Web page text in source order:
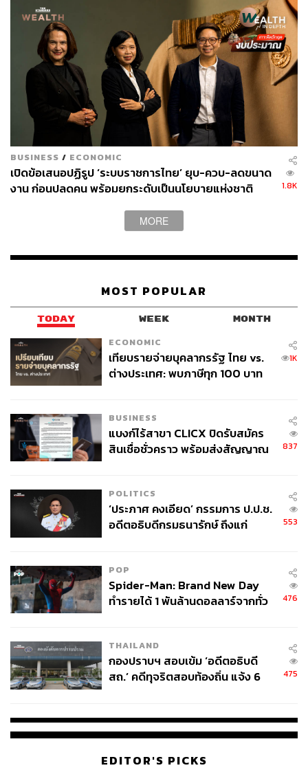
ชี้โครงสร้างส่งออกไทยไม่เปลี่ยน สวนทางเวียดนามมุ่ง
สู่สินค้ามูลค่าสูง
Kim Eng Tan มองว่า โครงสร้างการส่งออกของไทย ในช่วง
10 ปีที่ผ่านมา ‘ไม่มีการเปลี่ยนแปลงที่สำคัญมากนัก’ แตกต่าง
จากกรณีของเวียดนาม ซึ่งอาจส่งผลต่อศักยภาพการเติบโต
ทางเศรษฐกิจในอนาคต
S&P ระบุว่า โครงสร้างการส่งออกของเวียดนามได้
เวียดนามสามารถส่งออกสินค้าที่มีมูลค่าเพิ่ม (Value Added)
เองขึ้นไปในห่วงโซ่คุณค่า (Value Chain) โดยเห็นได้ชัดว่า
เวียดนามได้ให้ความสำคัญกับนโยบายที่มุ่งผลักดันเรื่องนี้
อย่างมาก โดยเฉพาะอย่างยิ่งจากการลงทุนพัฒนาโครงสร้าง
เปิดปัจจัยหนุนการปรับเพิ่มอันดับเครดิตประเทศ
Kim Eng Tan แสดงความเห็นว่า หากรัฐบาลไทยสามารถ
‘ฟื้นฟูงบดุล’ ให้ดีขึ้นได้ในระดับหนึ่งจะเป็นปัจจัยสำคัญที่ช่วย
‘ปรับปรุงตัวชี้วัดพื้นฐาน’ และเปิดโอกาสให้ S&P สามารถ
อนาคต
นอกจากนี้ S&P ยังเน้นย้ำถึงความสำคัญของการที่รัฐบาลจะ
ต้องแสดงให้เห็นถึง ‘ความมุ่งมั่นที่มากขึ้นในการวางแผน
เกิดผล’ อย่างจริงจัง ซึ่งจะนำไปสู่การปรับเพิ่มอันดับความน่า
เชื่อถือของประเทศไทยได้
Kim Eng Tan ชี้ให้เห็นว่า ขณะที่หนี้ภาครัฐของประเทศส่วน
ใหญ่มีเสถียรภาพหรือลดลง แต่หนี้สาธารณะไทยกลับ ‘เพิ่ม
ประมาณของไทยจะไม่ได้สูงมากเมื่อเทียบแบบปีต่อปี แต่
สาเหตุหลักที่ทำให้หนี้รัฐบาลไทยสูงกว่าในอดีต คือการ
เติบโตของ GDP ที่ไม่ทันกับการเพิ่มขึ้นของหนี้สาธารณะ
BUSINESS / ECONOMIC
เปิดข้อเสนอปฏิรูป ‘ระบบราชการไทย’ ยุบ-ควบ-ลดขนาด
งาน ก่อนปลดคน พร้อมยกระดับเป็นนโยบายแห่งชาติ
1.8K
MORE
MOST POPULAR
TODAY WEEK MONTH
ECONOMIC
เทียบรายจ่ายบุคลากรรัฐ ไทย vs.
ต่างประเทศ: พบภาษีทุก 100 บาท
1K
BUSINESS
แบงก์ไร้สาขา CLICX ปิดรับสมัคร
สินเชื่อชั่วคราว พร้อมส่งสัญญาณ
837
POLITICS
‘ประภาศ คงเอียด’ กรรมการ ป.ป.ช.
อดีตอธิบดีกรมธนารักษ์ ถึงแก่
553
POP
Spider-Man: Brand New Day
ทำรายได้ 1 พันล้านดอลลาร์จากทั่ว
476
THAILAND
กองปราบฯ สอบเข้ม ‘อดีตอธิบดี
สถ.’ คดีทุจริตสอบท้องถิ่น แจ้ง 6
475
EDITOR'S PICKS